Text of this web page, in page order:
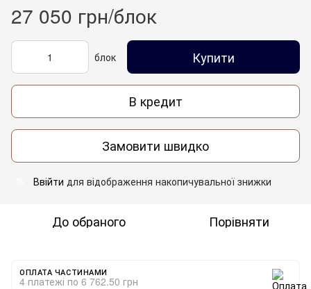
27 050 грн/блок
блок Купити
В кредит
Замовити швидко
Ввійти для відображення накопичувальної знижки
До обраного Порівняти
ОПЛАТА ЧАСТИНАМИ
4 платежі по 6 762.50 грн